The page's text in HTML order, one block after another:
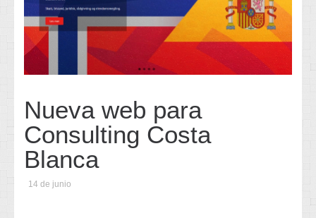
Nueva web para
Consulting Costa
Blanca
14 de junio